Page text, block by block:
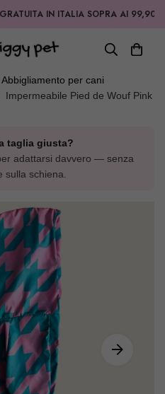
IN ITALIA SOPRA AI 99,90€
Abbigliamento per cani
Impermeabile Pied de Wouf Pink
taglia giusta?
adattarsi davvero — senza
schiena.